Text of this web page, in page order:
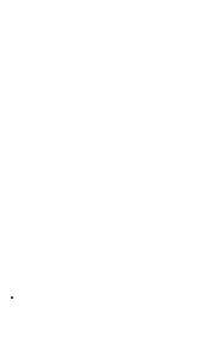
.